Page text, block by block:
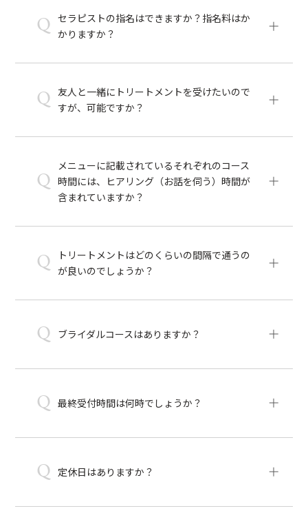
Q セラピストの指名はできますか？指名料はか
かりますか？
Q 友人と一緒にトリートメントを受けたいので
すが、可能ですか？
Q
メニューに記載されているそれぞれのコース
時間には、ヒアリング（お話を伺う）時間が
含まれていますか？
Q
トリートメントはどのくらいの間隔で通うの
が良いのでしょうか？
Q ブライダルコースはありますか？
Q 最終受付時間は何時でしょうか？
Q 定休日はありますか？